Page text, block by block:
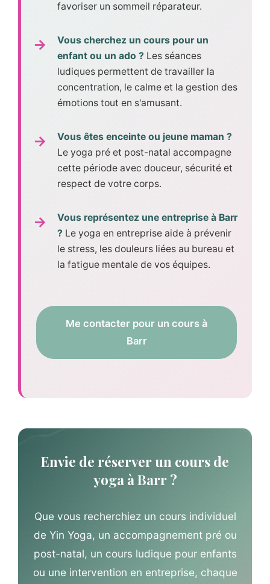
favoriser un sommeil réparateur.
Vous cherchez un cours pour un
enfant ou un ado ? Les séances
ludiques permettent de travailler la
concentration, le calme et la gestion des
émotions tout en s'amusant.
Vous êtes enceinte ou jeune maman ?
Le yoga pré et post-natal accompagne
cette période avec douceur, sécurité et
respect de votre corps.
Vous représentez une entreprise à Barr
? Le yoga en entreprise aide à prévenir
le stress, les douleurs liées au bureau et
la fatigue mentale de vos équipes.
Me contacter pour un cours à
Barr
Envie de réserver un cours de
yoga à Barr ?
Que vous recherchiez un cours individuel
de Yin Yoga, un accompagnement pré ou
post-natal, un cours ludique pour enfants
ou une intervention en entreprise, chaque